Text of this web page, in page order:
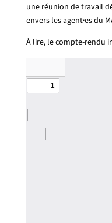
une réunion de travail
envers les agent·es du
À lire, le compte-rendu